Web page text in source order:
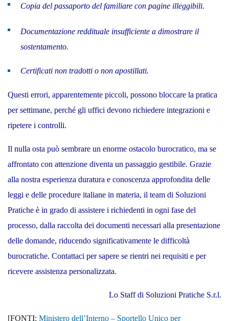
Copia del passaporto del familiare con pagine illeggibili.
Documentazione reddituale insufficiente a dimostrare il
sostentamento.
Certificati non tradotti o non apostillati.
Questi errori, apparentemente piccoli, possono bloccare la pratica
per settimane, perché gli uffici devono richiedere integrazioni e
ripetere i controlli.
Il nulla osta può sembrare un enorme ostacolo burocratico, ma se
affrontato con attenzione diventa un passaggio gestibile. Grazie
alla nostra esperienza duratura e conoscenza approfondita delle
leggi e delle procedure italiane in materia, il team di Soluzioni
Pratiche è in grado di assistere i richiedenti in ogni fase del
processo, dalla raccolta dei documenti necessari alla presentazione
delle domande, riducendo significativamente le difficoltà
burocratiche. Contattaci per sapere se rientri nei requisiti e per
ricevere assistenza personalizzata.
Lo Staff di Soluzioni Pratiche S.r.l.
[FONTI: Ministero dell’Interno – Sportello Unico per